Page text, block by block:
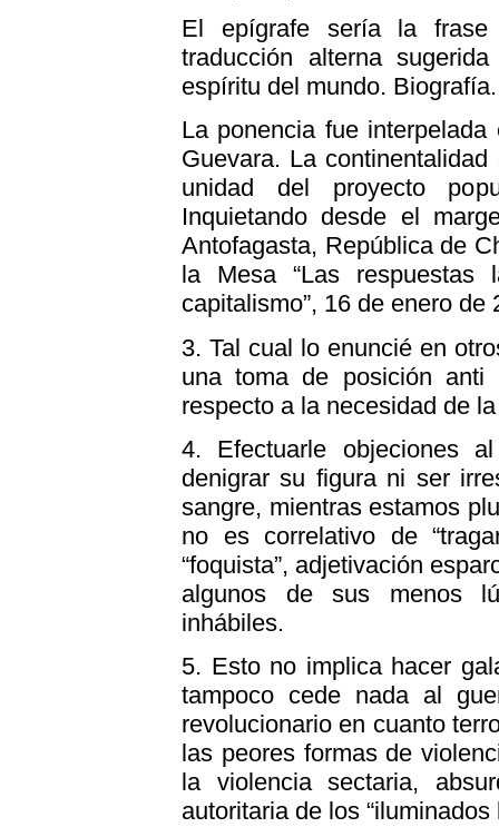
El epígrafe sería la frase
traducción alterna
espíritu del mundo.
La ponencia fue
Guevara. La
unidad del proyecto
Inquietando desde el
Antofagasta, República de
la Mesa “Las respuestas
capitalismo”, 16 de enero de
3. Tal cual lo enuncié en
una toma de posición anti
respecto a la necesidad de
4. Efectuarle objeciones
denigrar su figura ni ser
sangre, mientras estamos
no es correlativo de
“foquista”, adjetivación
algunos de sus menos
inhábiles.
5. Esto no implica hacer
tampoco cede nada al
revolucionario en cuanto
las peores formas de
la violencia sectaria,
autoritaria de los